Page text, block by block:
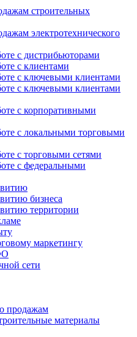
строительных
электротехнического
с дистрибьюторами
с клиентами
с ключевыми клиентами
с ключевыми клиентами
с корпоративными
с локальными торговыми
с торговыми сетями
с федеральными
бизнеса
территории
маркетингу
сети
продажам
материалы